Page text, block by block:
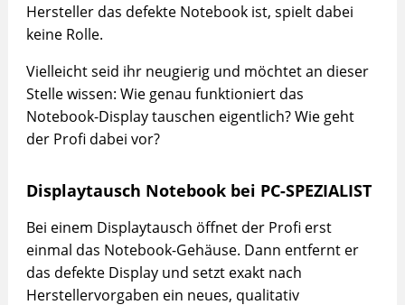
Hersteller das defekte Notebook ist, spielt dabei
keine Rolle.
Vielleicht seid ihr neugierig und möchtet an dieser
Stelle wissen: Wie genau funktioniert das
Notebook-Display tauschen eigentlich? Wie geht
der Profi dabei vor?
Displaytausch Notebook bei PC-SPEZIALIST
Bei einem Displaytausch öffnet der Profi erst
einmal das Notebook-Gehäuse. Dann entfernt er
das defekte Display und setzt exakt nach
Herstellervorgaben ein neues, qualitativ